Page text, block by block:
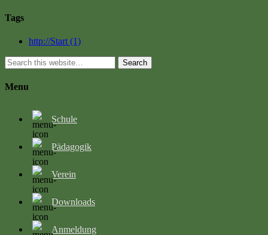
Tags
http://Start (1)
Search
Menu
Schule
Pädagogik
Verein
Downloads
Anmeldung